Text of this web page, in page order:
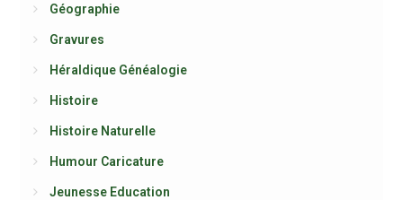
Géographie
Gravures
Héraldique Généalogie
Histoire
Histoire Naturelle
Humour Caricature
Jeunesse Education